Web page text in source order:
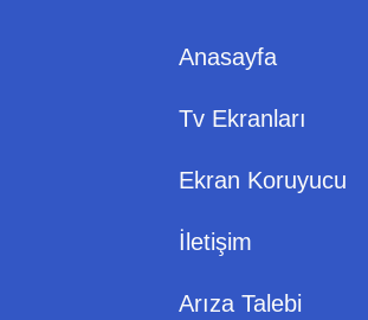
Anasayfa
Tv Ekranları
Ekran Koruyucu
İletişim
Arıza Talebi